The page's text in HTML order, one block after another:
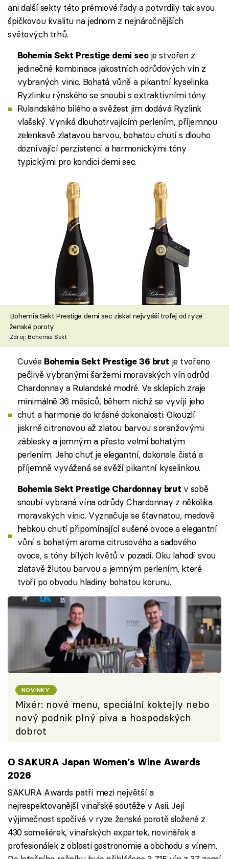
ani další sekty této prémiové řady a potvrdily tak svou
špičkovou kvalitu na jednom z nejnáročnějších
světových trhů.
Bohemia Sekt Prestige demi secje stvořen z
jedinečné kombinace jakostních odrůdových vín z
vybraných vinic. Bohatá vůně a pikantní kyselinka
Ryzlinku rýnského se snoubí s extraktivními tóny
Rulandského bílého a svěžest jim dodává Ryzlink
vlašský. Vyniká dlouhotrvajícím perlením, příjemnou
zelenkavě zlatavou barvou, bohatou chutí s dlouho
doznívající perzistencí a harmonickými tóny
typickými pro kondici demi sec.
Bohemia Sekt Prestige demi sec získal nejvyšší trofej od ryze
ženské poroty
Zdroj: Bohemia Sekt
Cuvée Bohemia Sekt Prestige 36 brut je tvořeno
pečlivě vybranými šaržemi moravských vín odrůd
Chardonnay a Rulandské modré. Ve sklepích zraje
minimálně 36 měsíců, během nichž se vyvíjí jeho
chuť a harmonie do krásné dokonalosti. Okouzlí
jiskrně citronovou až zlatou barvou s oranžovými
záblesky a jemným a přesto velmi bohatým
perlením. Jeho chuť je elegantní, dokonale čistá a
příjemně vyvážená se svěží pikantní kyselinkou.
Bohemia Sekt Prestige Chardonnay brut v sobě
snoubí vybraná vína odrůdy Chardonnay z několika
moravských vinic. Vyznačuje se šťavnatou, medově
hebkou chutí připomínající sušené ovoce a elegantní
vůní s bohatým aroma citrusového a sadového
ovoce, s tóny bílých květů v pozadí. Oku lahodí svou
zlatavě žlutou barvou a jemným perlením, které
tvoří po obvodu hladiny bohatou korunu.
NOVINKY
Mixér: nové menu, speciální koktejly nebo
nový podnik plný piva a hospodských
dobrot
O SAKURA Japan Women’s Wine Awards
2026
SAKURA Awards patří mezi největší a
nejrespektovanější vinařské soutěže v Asii. Její
výjimečnost spočívá v ryze ženské porotě složené z
430 someliérek, vinařských expertek, novinářek a
profesionálek z oblasti gastronomie a obchodu s vínem.